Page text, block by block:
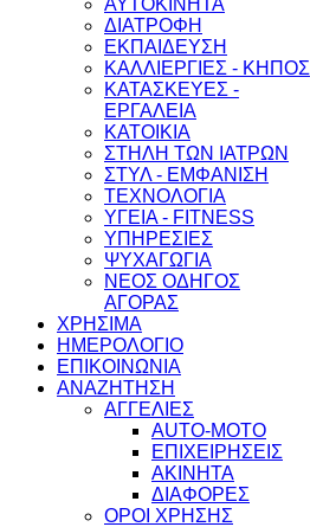
ΑΥΤΟΚΙΝΗΤΑ
ΔΙΑΤΡΟΦΗ
ΕΚΠΑΙΔΕΥΣΗ
ΚΑΛΛΙΕΡΓΙΕΣ - ΚΗΠΟΣ
ΚΑΤΑΣΚΕΥΕΣ -
ΕΡΓΑΛΕΙΑ
ΚΑΤΟΙΚΙΑ
ΣΤΗΛΗ ΤΩΝ ΙΑΤΡΩΝ
ΣΤΥΛ - ΕΜΦΑΝΙΣΗ
ΤΕΧΝΟΛΟΓΙΑ
ΥΓΕΙΑ - FITNESS
ΥΠΗΡΕΣΙΕΣ
ΨΥΧΑΓΩΓΙΑ
ΝΕΟΣ ΟΔΗΓΟΣ
ΑΓΟΡΑΣ
ΧΡΗΣΙΜΑ
ΗΜΕΡΟΛΟΓΙΟ
ΕΠΙΚΟΙΝΩΝΙΑ
ΑΝΑΖΗΤΗΣΗ
ΑΓΓΕΛΙΕΣ
AUTO-MOTO
ΕΠΙΧΕΙΡΗΣΕΙΣ
ΑΚΙΝΗΤΑ
ΔΙΑΦΟΡΕΣ
ΟΡΟΙ ΧΡΗΣΗΣ